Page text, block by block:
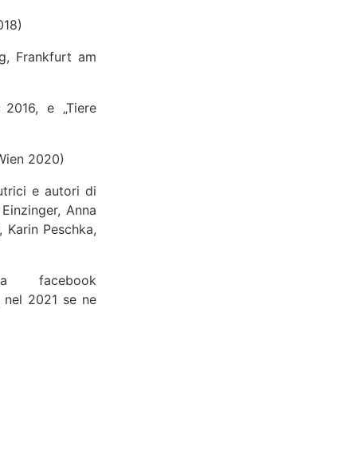
Frankfurt am
2016, e „Tiere
2020)
e autori di
Anna
Peschka,
facebook
2021 se ne